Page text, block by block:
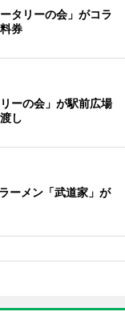
タリーの会」がコラ
券
ーの会」が駅前広場
し
ーメン「武道家」が